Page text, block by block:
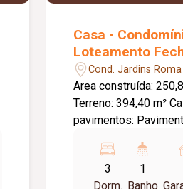
Casa -
Loteamento
Cond. Jardins
Area construída:
Terreno: 394,40 m² Casa com 02
pavimentos:
delas com closet Pavimento térreo:
Sala ampla ? cozinha
3
Dorm.
1
Banho